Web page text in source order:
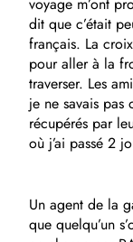
dit que c’était
français. La
pour aller à la
traverser. Les
je ne savais
récupérés par
où j’ai passé 2
Un agent de la
que quelqu’un